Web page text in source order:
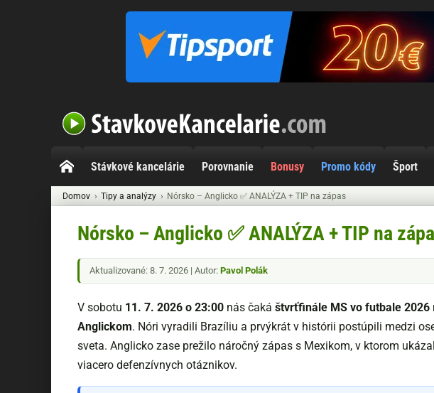
Stávkové kancelárie Porovnanie Bonusy Promo kódy Šport
Domov Tipy a analýzy Nórsko – Anglicko ✅ ANALÝZA + TIP na zápas
Nórsko – Anglicko ✅ ANALÝZA + TIP na
Aktualizované: 8. 7. 2026 | Autor: Pavol Polák
V sobotu 11. 7. 2026 o 23:00 nás čaká štvrťfinále MS vo futbale 2026
Anglickom. Nóri vyradili Brazíliu a prvýkrát v histórii postúpili medzi
sveta. Anglicko zase prežilo náročný zápas s Mexikom, v ktorom
viacero defenzívnych otáznikov.